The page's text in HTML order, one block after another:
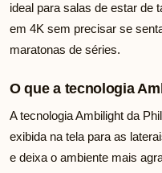
ideal para salas de estar de
em 4K sem precisar se
maratonas de séries.
O que a tecnologia
A tecnologia Ambilight da
exibida na tela para as
e deixa o ambiente mais